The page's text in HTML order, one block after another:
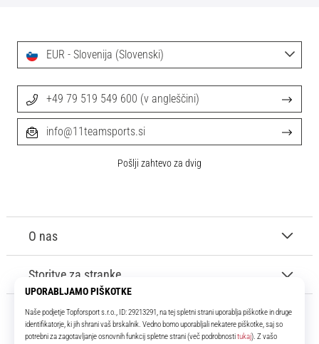
O nas
Storitve za stranke
EUR - Slovenija (Slovenski)
+49 79 519 549 600 (v angleščini)
info@11teamsports.si
Pošlji zahtevo za dvig